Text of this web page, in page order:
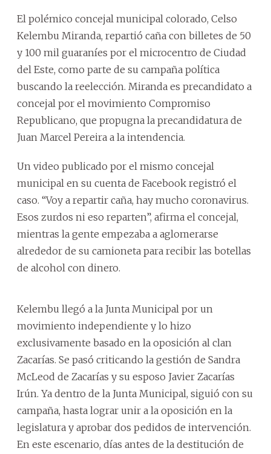
El polémico concejal municipal colorado, Celso
Kelembu Miranda, repartió caña con billetes de 50
y 100 mil guaraníes por el microcentro de Ciudad
del Este, como parte de su campaña política
buscando la reelección. Miranda es precandidato a
concejal por el movimiento Compromiso
Republicano, que propugna la precandidatura de
Juan Marcel Pereira a la intendencia.
Un video publicado por el mismo concejal
municipal en su cuenta de Facebook registró el
caso. “Voy a repartir caña, hay mucho coronavirus.
Esos zurdos ni eso reparten”, afirma el concejal,
mientras la gente empezaba a aglomerarse
alrededor de su camioneta para recibir las botellas
de alcohol con dinero.
Kelembu llegó a la Junta Municipal por un
movimiento independiente y lo hizo
exclusivamente basado en la oposición al clan
Zacarías. Se pasó criticando la gestión de Sandra
McLeod de Zacarías y su esposo Javier Zacarías
Irún. Ya dentro de la Junta Municipal, siguió con su
campaña, hasta lograr unir a la oposición en la
legislatura y aprobar dos pedidos de intervención.
En este escenario, días antes de la destitución de